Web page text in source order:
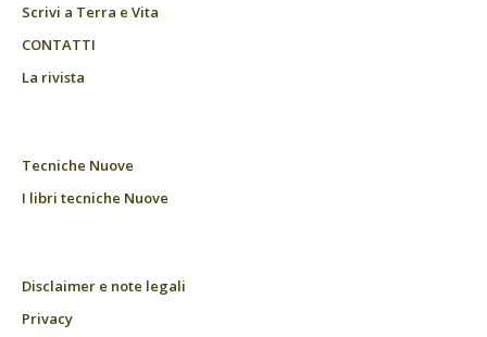
Scrivi a Terra e Vita
CONTATTI
La rivista
Tecniche Nuove
I libri tecniche Nuove
Disclaimer e note legali
Privacy